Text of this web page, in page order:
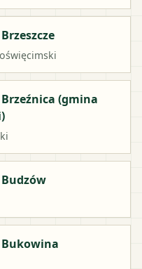
oświęcimski
(gmina
Bukowina